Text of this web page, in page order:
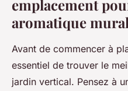
emplacement
aromatique
Avant de commencer à
essentiel de trouver le
jardin vertical. Pensez à